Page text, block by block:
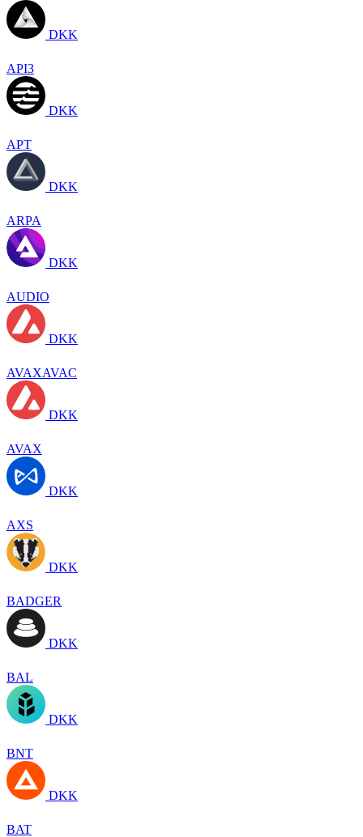
DKK
API3
DKK
APT
DKK
ARPA
DKK
AUDIO
DKK
AVAXAVAC
DKK
AVAX
DKK
AXS
DKK
BADGER
DKK
BAL
DKK
BNT
DKK
BAT